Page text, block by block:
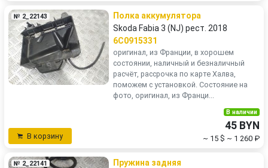
№ 2_22143
Полка аккумулятора
Skoda Fabia 3 (NJ) рест. 2018
6C0915331
оригинал, из Франции, в хорошем
состоянии, наличный и безналичный
расчёт, рассрочка по карте Халва,
поможем с установкой. Состояние на
фото, оригинал, из Франци...
В корзину
В наличии
45 BYN
~ 15 $ ~ 1 260 ₽
№ 2_22141
Пружина задняя